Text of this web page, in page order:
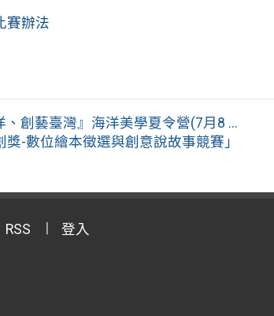
賽辦法
創藝臺灣』海洋美學夏令營(7月8 ...
-數位繪本徵選與創意說故事競賽」
RSS 登入